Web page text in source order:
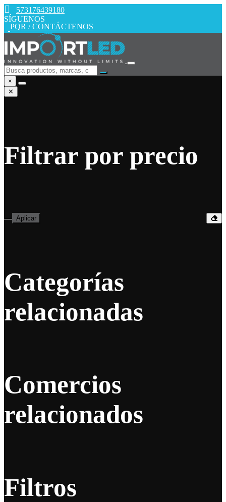
573176439180
SÍGUENOS
PQR / CONTÁCTENOS
×
✕
Filtrar por precio
— Aplicar
Categorías
relacionadas
Comercios
relacionados
Filtros